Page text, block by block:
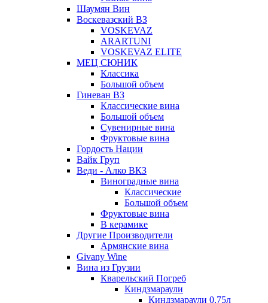
Шаумян Вин
Воскевазский ВЗ
VOSKEVAZ
ARARTUNI
VOSKEVAZ ELITE
МЕЦ СЮНИК
Классика
Большой объем
Гиневан ВЗ
Классические вина
Большой объем
Сувенирные вина
Фруктовые вина
Гордость Нации
Вайк Груп
Веди - Алко ВКЗ
Виноградные вина
Классические
Большой объем
Фруктовые вина
В керамике
Другие Производители
Армянские вина
Givany Wine
Вина из Грузии
Кварельский Погреб
Киндзмараули
Киндзмараули 0,75л